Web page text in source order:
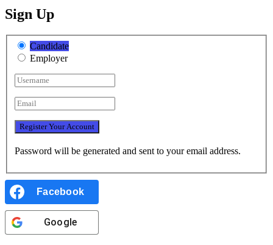
Sign Up
Candidate
Employer
Password will be generated and sent to your email address.
Facebook
Google